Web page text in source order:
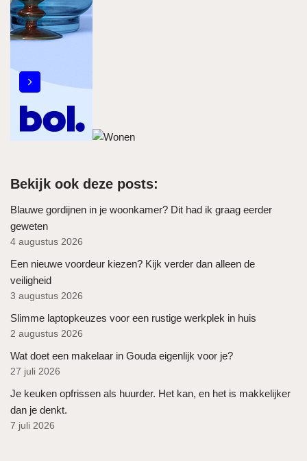
Bekijk ook deze posts:
Blauwe gordijnen in je woonkamer? Dit had ik graag eerder
geweten
4 augustus 2026
Een nieuwe voordeur kiezen? Kijk verder dan alleen de
veiligheid
3 augustus 2026
Slimme laptopkeuzes voor een rustige werkplek in huis
2 augustus 2026
Wat doet een makelaar in Gouda eigenlijk voor je?
27 juli 2026
Je keuken opfrissen als huurder. Het kan, en het is makkelijker
dan je denkt.
7 juli 2026